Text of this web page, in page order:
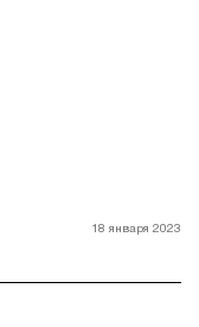
18 января 2023